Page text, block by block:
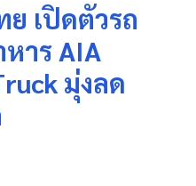
ย เปิดตัวรถ
าร AIA
มุ่งลด